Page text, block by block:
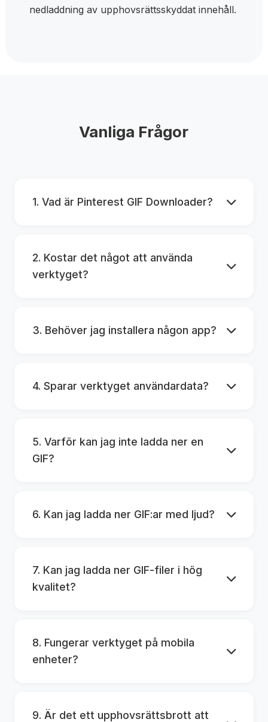
nedladdning av upphovsrättsskyddat innehåll.
Vanliga Frågor
1. Vad är Pinterest GIF Downloader?
2. Kostar det något att använda
verktyget?
3. Behöver jag installera någon app?
4. Sparar verktyget användardata?
5. Varför kan jag inte ladda ner en
GIF?
6. Kan jag ladda ner GIF:ar med ljud?
7. Kan jag ladda ner GIF-filer i hög
kvalitet?
8. Fungerar verktyget på mobila
enheter?
9. Är det ett upphovsrättsbrott att